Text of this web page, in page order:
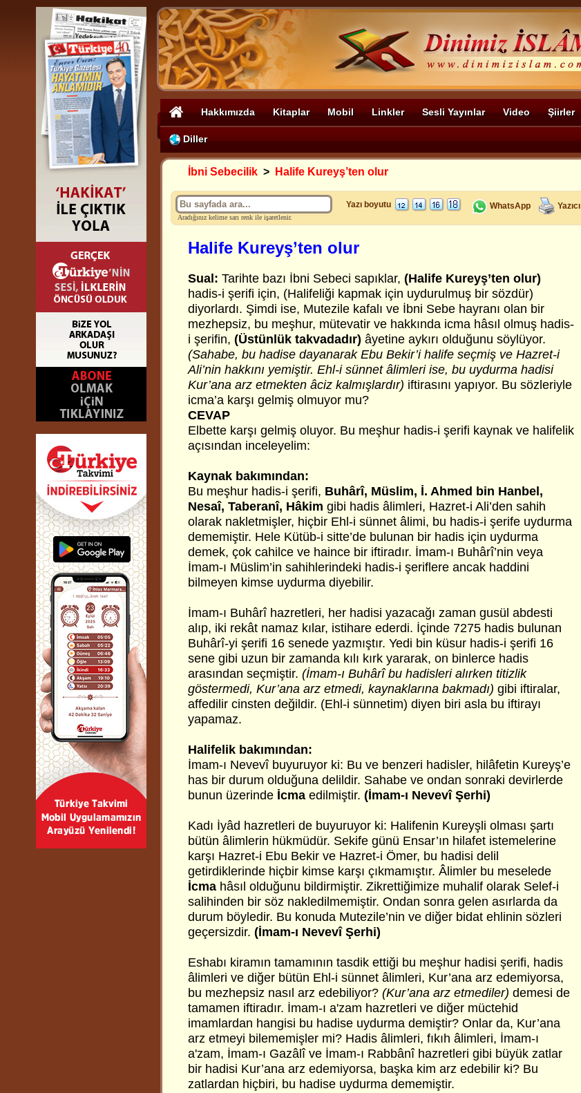
Hakkımızda Kitaplar Mobil Linkler Sesli Yayınlar Video Şiirler
Diller
İbni Sebecilik > Halife Kureyş’ten olur
Aradığınız kelime sarı renk ile işaretlenir.
Yazı boyutu WhatsApp Yazıcı
Halife Kureyş’ten olur
Sual: Tarihte bazı İbni Sebeci sapıklar, (Halife Kureyş’ten olur)
hadis-i şerifi için, (Halifeliği kapmak için uydurulmuş bir sözdür)
diyorlardı. Şimdi ise, Mutezile kafalı ve İbni Sebe hayranı olan bir
mezhepsiz, bu meşhur, mütevatir ve hakkında icma hâsıl olmuş hadis-
i şerifin, (Üstünlük takvadadır) âyetine aykırı olduğunu söylüyor.
(Sahabe, bu hadise dayanarak Ebu Bekir’i halife seçmiş ve Hazret-i
Ali’nin hakkını yemiştir. Ehl-i sünnet âlimleri ise, bu uydurma hadisi
Kur’ana arz etmekten âciz kalmışlardır) iftirasını yapıyor. Bu sözleriyle
icma’a karşı gelmiş olmuyor mu?
CEVAP
Elbette karşı gelmiş oluyor. Bu meşhur hadis-i şerifi kaynak ve halifelik
açısından inceleyelim:
Kaynak bakımından:
Bu meşhur hadis-i şerifi, Buhârî, Müslim, İ. Ahmed bin Hanbel,
Nesaî, Taberanî, Hâkim gibi hadis âlimleri, Hazret-i Ali’den sahih
olarak nakletmişler, hiçbir Ehl-i sünnet âlimi, bu hadis-i şerife uydurma
dememiştir. Hele Kütüb-i sitte’de bulunan bir hadis için uydurma
demek, çok cahilce ve haince bir iftiradır. İmam-ı Buhârî’nin veya
İmam-ı Müslim’in sahihlerindeki hadis-i şeriflere ancak haddini
bilmeyen kimse uydurma diyebilir.
İmam-ı Buhârî hazretleri, her hadisi yazacağı zaman gusül abdesti
alıp, iki rekât namaz kılar, istihare ederdi. İçinde 7275 hadis bulunan
Buhârî-yi şerifi 16 senede yazmıştır. Yedi bin küsur hadis-i şerifi 16
sene gibi uzun bir zamanda kılı kırk yararak, on binlerce hadis
arasından seçmiştir. (İmam-ı Buhârî bu hadisleri alırken titizlik
göstermedi, Kur’ana arz etmedi, kaynaklarına bakmadı) gibi iftiralar,
affedilir cinsten değildir. (Ehl-i sünnetim) diyen biri asla bu iftirayı
yapamaz.
Halifelik bakımından:
İmam-ı Nevevî buyuruyor ki: Bu ve benzeri hadisler, hilâfetin Kureyş’e
has bir durum olduğuna delildir. Sahabe ve ondan sonraki devirlerde
bunun üzerinde İcma edilmiştir. (İmam-ı Nevevî Şerhi)
Kadı İyâd hazretleri de buyuruyor ki: Halifenin Kureyşli olması şartı
bütün âlimlerin hükmüdür. Sekife günü Ensar’ın hilafet istemelerine
karşı Hazret-i Ebu Bekir ve Hazret-i Ömer, bu hadisi delil
getirdiklerinde hiçbir kimse karşı çıkmamıştır. Âlimler bu meselede
İcma hâsıl olduğunu bildirmiştir. Zikrettiğimize muhalif olarak Selef-i
salihinden bir söz nakledilmemiştir. Ondan sonra gelen asırlarda da
durum böyledir. Bu konuda Mutezile’nin ve diğer bidat ehlinin sözleri
geçersizdir. (İmam-ı Nevevî Şerhi)
Eshabı kiramın tamamının tasdik ettiği bu meşhur hadisi şerifi, hadis
âlimleri ve diğer bütün Ehl-i sünnet âlimleri, Kur’ana arz edemiyorsa,
bu mezhepsiz nasıl arz edebiliyor? (Kur’ana arz etmediler) demesi de
tamamen iftiradır. İmam-ı a'zam hazretleri ve diğer müctehid
imamlardan hangisi bu hadise uydurma demiştir? Onlar da, Kur’ana
arz etmeyi bilememişler mi? Hadis âlimleri, fıkıh âlimleri, İmam-ı
a'zam, İmam-ı Gazâlî ve İmam-ı Rabbânî hazretleri gibi büyük zatlar
bir hadisi Kur’ana arz edemiyorsa, başka kim arz edebilir ki? Bu
zatlardan hiçbiri, bu hadise uydurma dememiştir.